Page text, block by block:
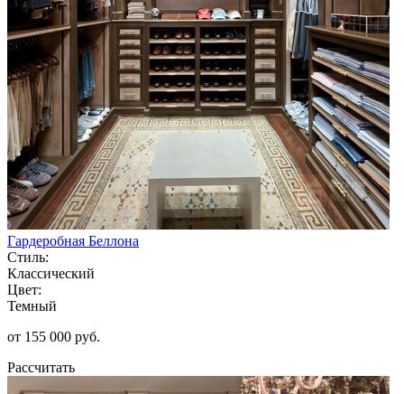
Гардеробная Беллона
Стиль:
Классический
Цвет:
Темный
от 155 000 руб.
Рассчитать